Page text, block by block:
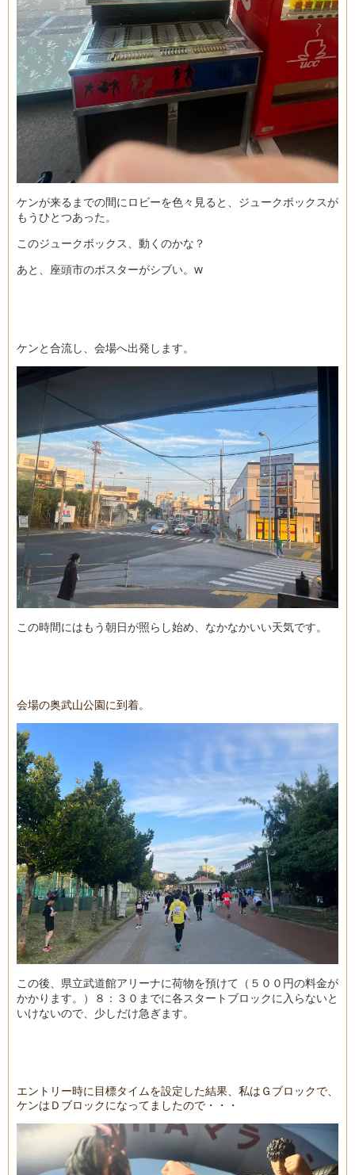
ケンが来るまでの間にロビーを色々見ると、ジュークボックスが
もうひとつあった。
このジュークボックス、動くのかな？
あと、座頭市のポスターがシブい。w
ケンと合流し、会場へ出発します。
この時間にはもう朝日が照らし始め、なかなかいい天気です。
会場の奥武山公園に到着。
この後、県立武道館アリーナに荷物を預けて（５００円の料金が
かかります。）８：３０までに各スタートブロックに入らないと
いけないので、少しだけ急ぎます。
エントリー時に目標タイムを設定した結果、私はＧブロックで、
ケンはＤブロックになってましたので・・・